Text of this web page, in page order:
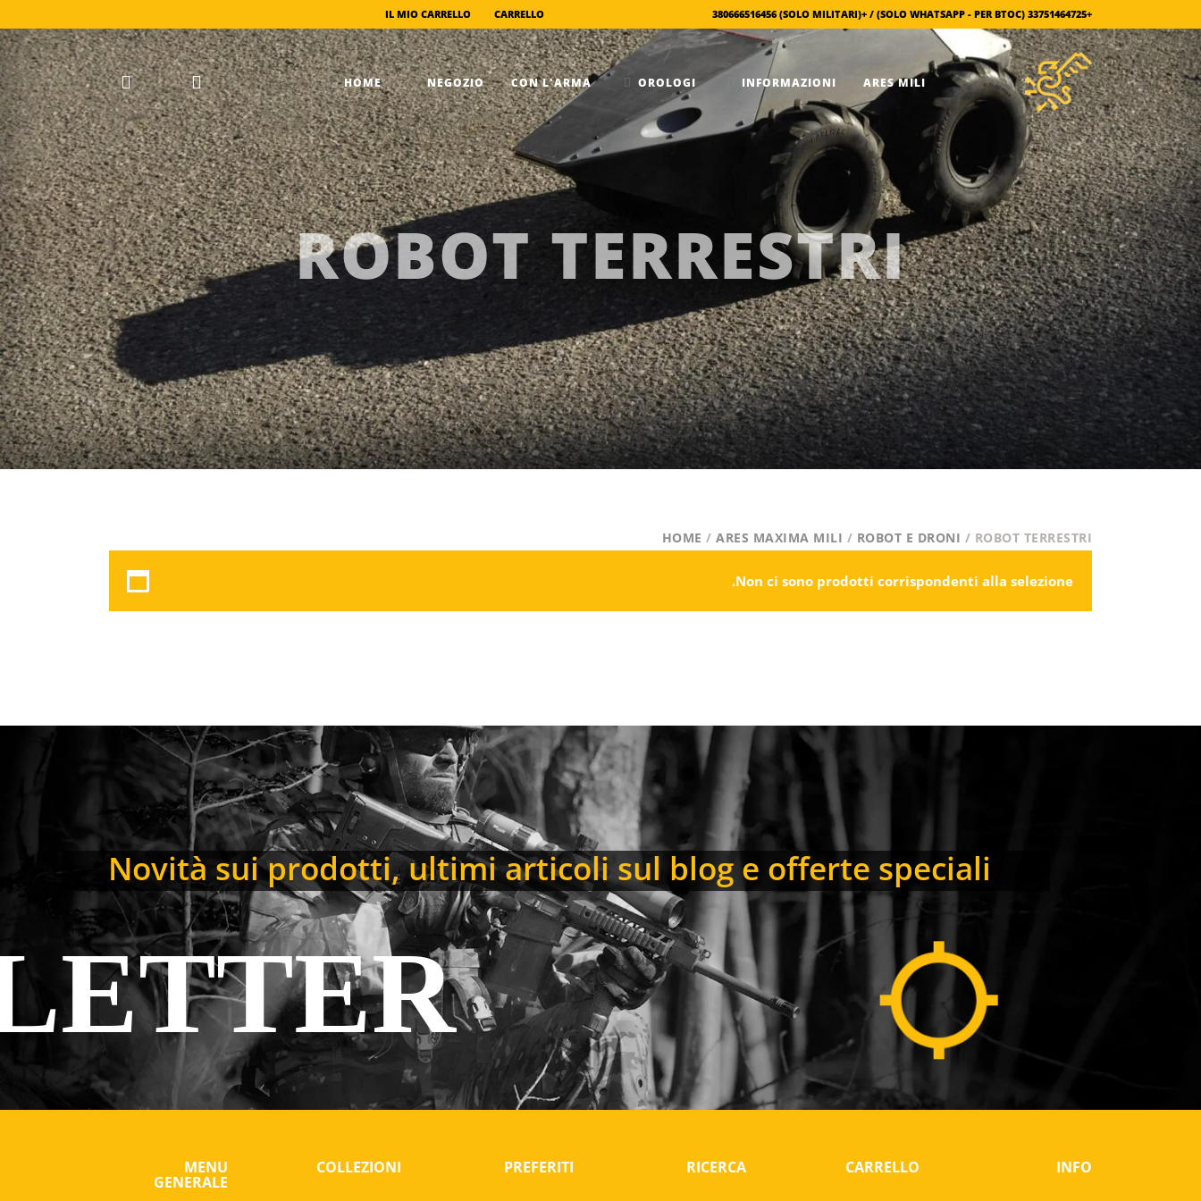
+33751464725 (SOLO WHATSAPP - PER BTOC) / +380666516456 (SOLO MILITARI)
HOME NEGOZIO CON L'ARMA OROLOGI
ROBOT TERRESTRI
HOME / ARES MAXIMA MILI / ROBOT E DRONI / ROBOT TERRESTRI
Non ci sono prodotti corrispondenti alla selezione.
Novità sui prodotti, ultimi articoli sul blog e offerte speciali
MENU
GENERALE
COLLEZIONI PREFERITI RICERCA CARRELLO INFO